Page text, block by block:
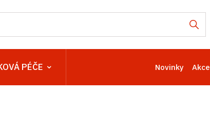
PÉČE Novinky Akce